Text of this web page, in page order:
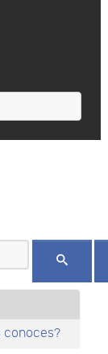
conoces?